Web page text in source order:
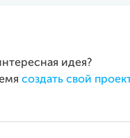
идея?
создать свой